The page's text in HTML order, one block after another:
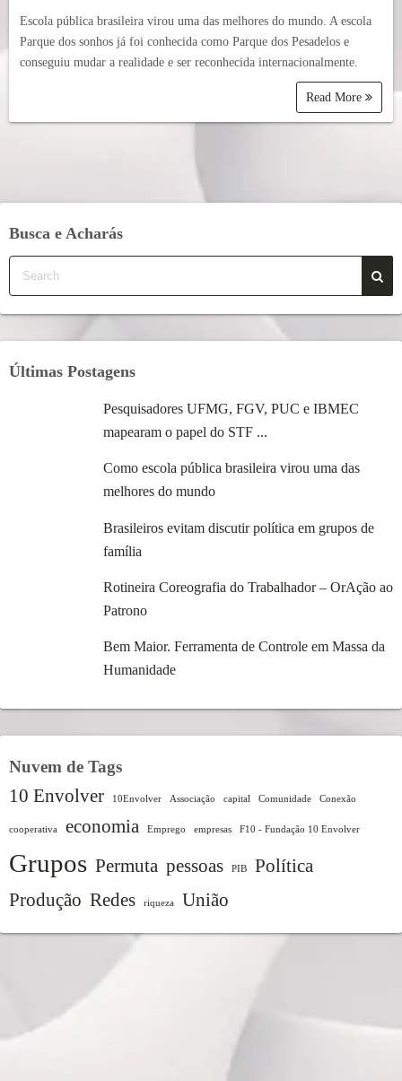
Escola pública brasileira virou uma das melhores do mundo. A escola
Parque dos sonhos já foi conhecida como Parque dos Pesadelos e
conseguiu mudar a realidade e ser reconhecida internacionalmente.
Read More
Busca e Acharás
Últimas Postagens
Pesquisadores UFMG, FGV, PUC e IBMEC
mapearam o papel do STF ...
Como escola pública brasileira virou uma das
melhores do mundo
Brasileiros evitam discutir política em grupos de
família
Rotineira Coreografia do Trabalhador – OrAção ao
Patrono
Bem Maior. Ferramenta de Controle em Massa da
Humanidade
Nuvem de Tags
10 Envolver 10Envolver Associação capital Comunidade Conexão
cooperativa economia Emprego empresas F10 - Fundação 10 Envolver
Grupos Permuta pessoas PIB
Política
Produção Redes riqueza União